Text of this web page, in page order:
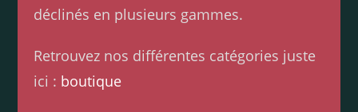
déclinés en plusieurs gammes.
Retrouvez nos différentes catégories juste
ici : boutique